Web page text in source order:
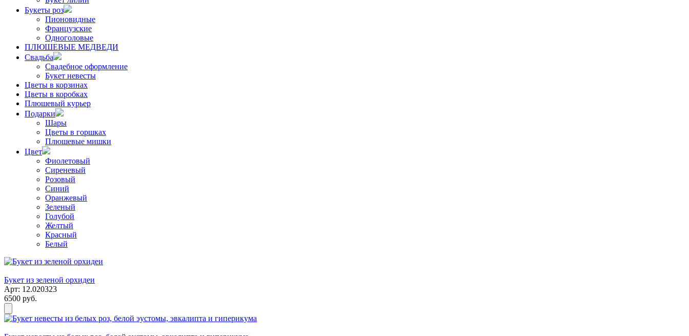
Букеты роз
Пионовидные
Французские
Одноголовые
ПЛЮШЕВЫЕ МЕДВЕДИ
Свадьба
Свадебное оформление
Букет невесты
Цветы в корзинах
Цветы в коробках
Плюшевый курьер
Подарки
Шары
Цветы в горшках
Плюшевые мишки
Цвет
Фиолетовый
Сиреневый
Розовый
Синий
Оранжевый
Зеленый
Голубой
Желтый
Красный
Белый
Букет из зеленой орхидеи
Арт: 12.020323
6500 руб.